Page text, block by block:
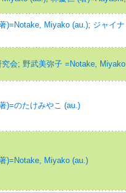
)=Notake, Miyako (au.); ジャイナ
会; 野武美弥子 =Notake, Miyako
)=のたけみやこ (au.)
)=Notake, Miyako (au.)